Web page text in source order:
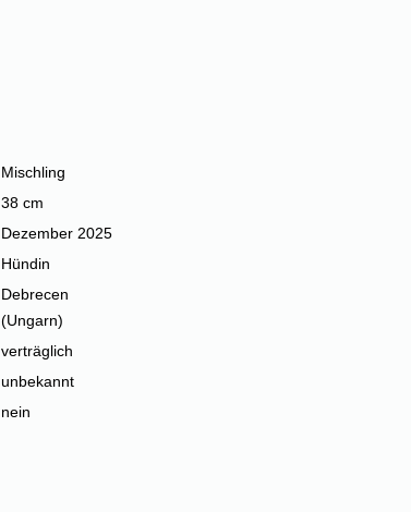
Mischling
38 cm
Dezember 2025
Hündin
Debrecen
(Ungarn)
verträglich
unbekannt
nein